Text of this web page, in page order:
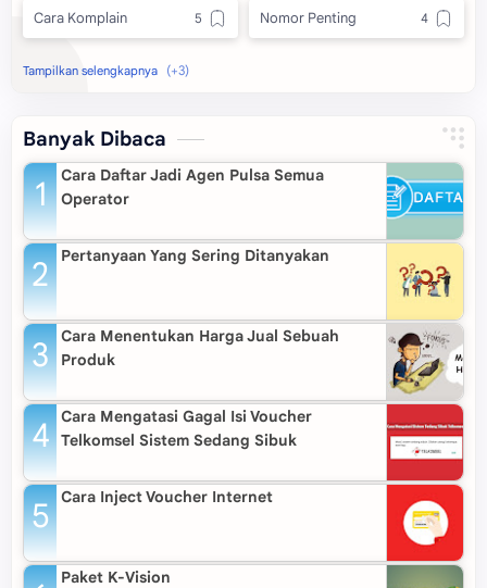
Cara Komplain Nomor Penting
Aplikasi
Banyak Dibaca
Cara Daftar Jadi Agen Pulsa Semua
Operator
Pertanyaan Yang Sering Ditanyakan
Cara Menentukan Harga Jual Sebuah
Produk
Cara Mengatasi Gagal Isi Voucher
Telkomsel Sistem Sedang Sibuk
Cara Inject Voucher Internet
Paket K-Vision